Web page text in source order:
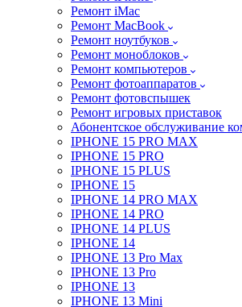
Ремонт iMac
Ремонт MacBook
Ремонт ноутбуков
Ремонт моноблоков
Ремонт компьютеров
Ремонт фотоаппаратов
Ремонт фотовспышек
Ремонт игровых приставок
Абонентское обслуживание
IPHONE 15 PRO MAX
IPHONE 15 PRO
IPHONE 15 PLUS
IPHONE 15
IPHONE 14 PRO MAX
IPHONE 14 PRO
IPHONE 14 PLUS
IPHONE 14
IPHONE 13 Pro Max
IPHONE 13 Pro
IPHONE 13
IPHONE 13 Mini